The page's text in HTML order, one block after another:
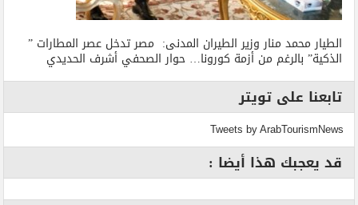
الطيار محمد منار وزير الطيران المدنى: مصر تدخل عصر المطارات ”
الذكية” بالرغم من أزمة كورونا… حوار الصحفي أشرف الحديدي
تابعنا على تويتر
Tweets by ArabTourismNews
قد يعجبك هذا أيضا :